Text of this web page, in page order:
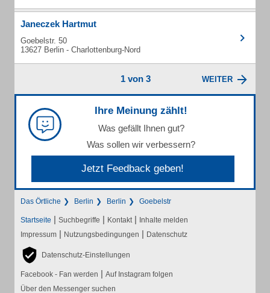
Janeczek Hartmut
Goebelstr. 50
13627 Berlin - Charlottenburg-Nord
1 von 3 WEITER
Ihre Meinung zählt!
Was gefällt Ihnen gut?
Was sollen wir verbessern?
Jetzt Feedback geben!
Das Örtliche Berlin Berlin Goebelstr
Startseite | Suchbegriffe | Kontakt | Inhalte melden
Impressum | Nutzungsbedingungen | Datenschutz
Datenschutz-Einstellungen
Facebook - Fan werden | Auf Instagram folgen
Über den Messenger suchen